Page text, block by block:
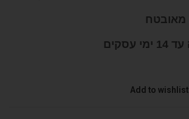
מאובטח
עסקים
Add to wishlist